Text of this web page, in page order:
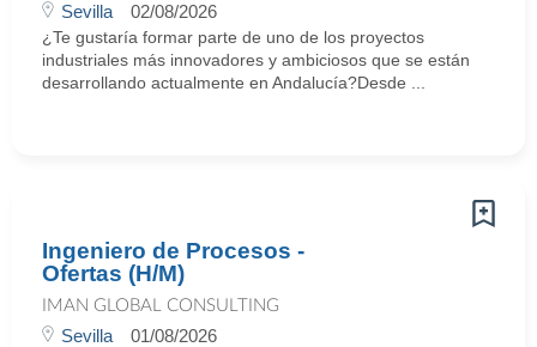
Sevilla 02/08/2026
¿Te gustaría formar parte de uno de los proyectos
industriales más innovadores y ambiciosos que se están
desarrollando actualmente en Andalucía?Desde ...
Ingeniero de Procesos -
Ofertas (H/M)
IMAN GLOBAL CONSULTING
Sevilla 01/08/2026